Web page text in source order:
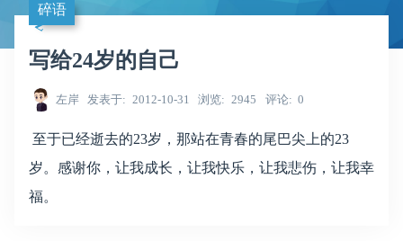
碎语
写给24岁的自己
左岸 发表于 2012-10-31 浏览 2945 评论 0
至于已经逝去的23岁，那站在青春的尾巴尖上的23
岁。感谢你，让我成长，让我快乐，让我悲伤，让我幸
福。